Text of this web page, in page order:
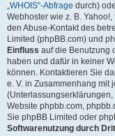
„WHOIS“-Abfrage durch)
Webhoster wie z. B.
den Abuse-Kontakt des
Limited (phpBB.com) und
Einfluss auf die Benutzung
haben und dafür in keiner
können. Kontaktieren Sie
e. V. in Zusammenhang mit
Website phpbb.com,
Sie phpBB Limited oder
Softwarenutzung durch